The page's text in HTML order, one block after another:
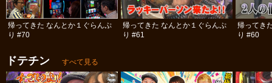
帰ってきた なんとか１ぐらんぷ
り #70
帰ってきた なんとか１ぐらんぷ
り #61
帰ってき
り #60
ドテチン すべて見る